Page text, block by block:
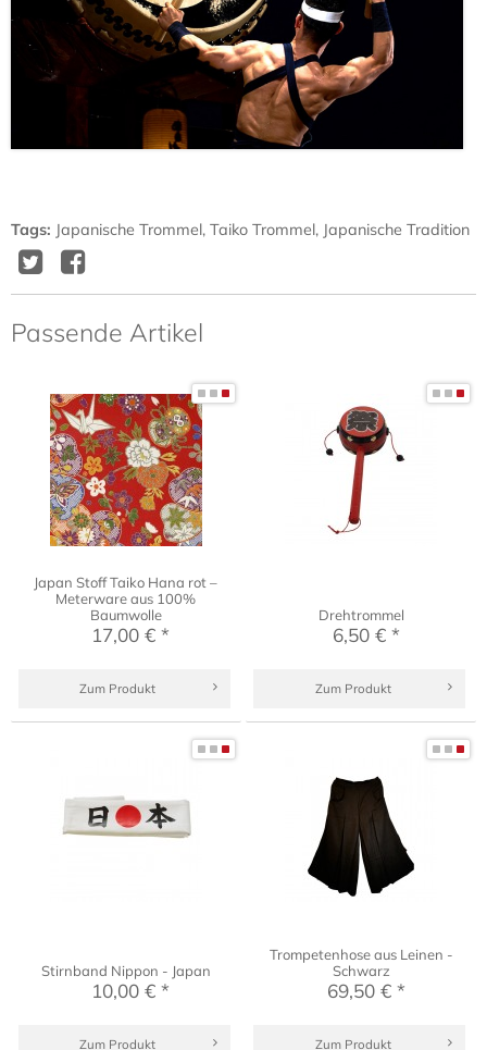
Tags: Japanische Trommel, Taiko Trommel, Japanische Tradition
TwitterFacebook
Passende Artikel
Japan Stoff Taiko Hana rot –
Meterware aus 100%
Baumwolle
17,00 € *
Zum Produkt
Drehtrommel
6,50 € *
Zum Produkt
Stirnband Nippon - Japan
10,00 € *
Zum Produkt
Trompetenhose aus Leinen -
Schwarz
69,50 € *
Zum Produkt